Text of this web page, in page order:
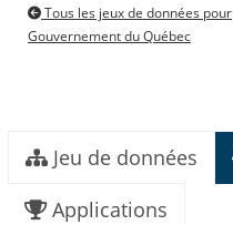
Tous les jeux de données pour
Gouvernement du Québec
Jeu de données
Applications